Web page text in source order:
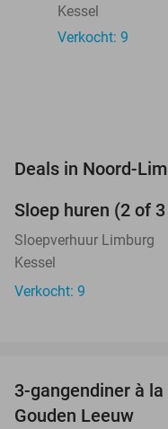
Kessel
Verkocht: 9
Deals in Noord-
NEW
TODAY
Sloep huren (2 of
Sloepverhuur Limburg
Kessel
Verkocht: 9
3-gangendiner à
Gouden Leeuw